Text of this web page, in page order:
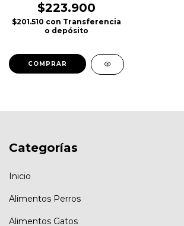
$223.900
$201.510 con Transferencia
o depósito
COMPRAR
Categorías
Inicio
Alimentos Perros
Alimentos Gatos